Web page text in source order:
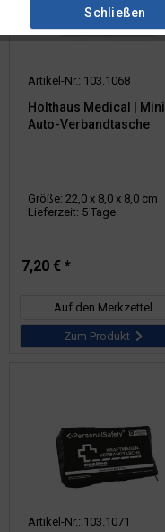
Artikel-Nr.: 103.1068
Holthaus Medical | Mini
Auto-Verbandtasche
Größe: 22,0 x 8,0 x 8,0 cm
Lieferzeit: 5 Tage
7,20 € *
Auf den Merkzettel
Zum Produkt
Artikel-Nr.: 103.1071
Schließen